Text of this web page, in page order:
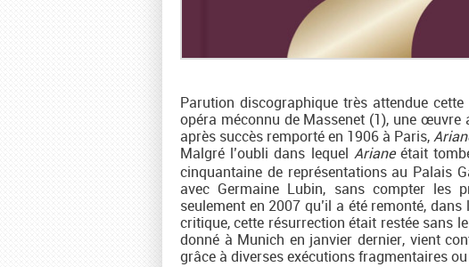
Parution discographique très attendue
opéra méconnu de Massenet (1), une œuvre
après succès remporté en 1906 à Paris,
Malgré l’oubli dans lequel Arianeétait
cinquantaine de représentations au Palais
avec Germaine Lubin, sans compter les
seulement en 2007 qu’il a été remonté,
critique, cette résurrection était restée sans
donné à Munich en janvier dernier, vient
grâce à diverses exécutions fragmentaires